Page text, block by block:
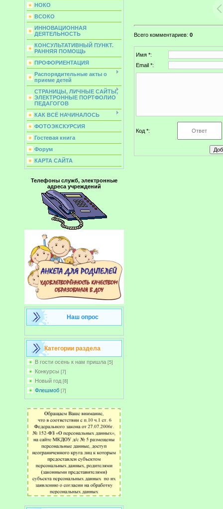
НОКО
ВСОКО
ИННОВАЦИОННАЯ
ДЕЯТЕЛЬНОСТЬ
КОНСУЛЬТАТИВНЫЙ ПУНКТ.
РАННЯЯ ПОМОЩЬ
ПРОФОРИЕНТАЦИЯ
Распорядительные акты о
приеме детей
СТРАНИЦЫ, ЛИЧНЫЕ САЙТЫ,
ЭЛЕКТРОННЫЕ ПОРТФОЛИО
ПЕДАГОГОВ
КАК ВСЁ НАЧИНАЛОСЬ
ФОТОЭКСКУРСИЯ
Гостевая книга
Форум
КАРТА САЙТА
Телефоны служб, электронные
адреса учреждений
Наш опрос
Категории раздела
В гости осень к нам пришла [5]
Конкурсы [7]
Новый год [8]
Флешмоб [7]
Всего комментариев: 0
Имя *:
Email *:
Код *: